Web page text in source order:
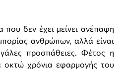
δεν έχει μείνει ανέπαφη
ανθρώπων, αλλά είναι
προσπάθειες. Φέτος η
οκτώ χρόνια εφαρμογής του